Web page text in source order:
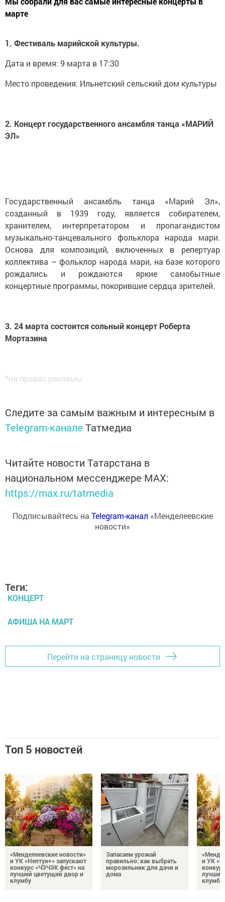
марте
1. Фестиваль марийской культуры.
Дата и время: 9 марта в 17:30
Место проведения: Ильнетский сельский дом культуры
2. Концерт государственного ансамбля танца «МАРИЙ
ЭЛ»
Государственный ансамбль танца «Марий Эл»,
созданный в 1939 году, является собирателем,
хранителем, интерпретатором и пропагандистом
музыкально-танцевального фольклора народа мари.
Основа для композиций, включенных в репертуар
коллектива – фольклор народа мари, на базе которого
рождались и рождаются яркие самобытные
концертные программы, покорившие сердца зрителей.
3. 24 марта состоится сольный концерт Роберта
Мортазина
*на правах рекламы
Следите за самым важным и интересным в
Telegram-канале Татмедиа
Читайте новости Татарстана в
национальном мессенджере MАХ:
https://max.ru/tatmedia
Подписывайтесь на Telegram-канал «Менделеевские
новости»
Теги:
КОНЦЕРТ
АФИША НА МАРТ
Перейти на страницу новости
Топ 5 новостей
«Менделеевские новости»
и УК «Нептун+» запускают
конкурс «ЧЭЧЭК фест» на
лучший цветущий двор и
клумбу
Запасаем урожай
правильно: как выбрать
морозильник для дачи и
дома
и УК
лучший
клумбу